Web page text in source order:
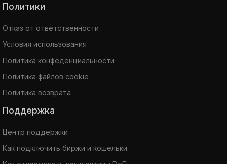
Политики
Отказ от ответственности
Условия использования
Политика конфеденциальности
Политика файлов cookie
Политика возврата
Поддержка
Центр поддержки
Как подключить биржи и кошельки